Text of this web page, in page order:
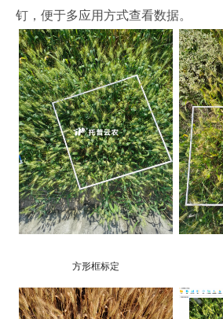
钉，便于多应用方式查看数据。
方形框标定